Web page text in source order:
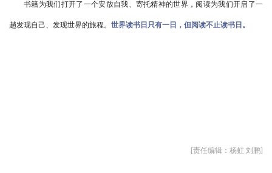
书籍为我们打开了一个安放自我、寄托精神的世界，阅读为我们开启了一
趟发现自己、发现世界的旅程。 世界读书日只有一日，但阅读不止读书日。
[责任编辑：杨虹 刘鹏]